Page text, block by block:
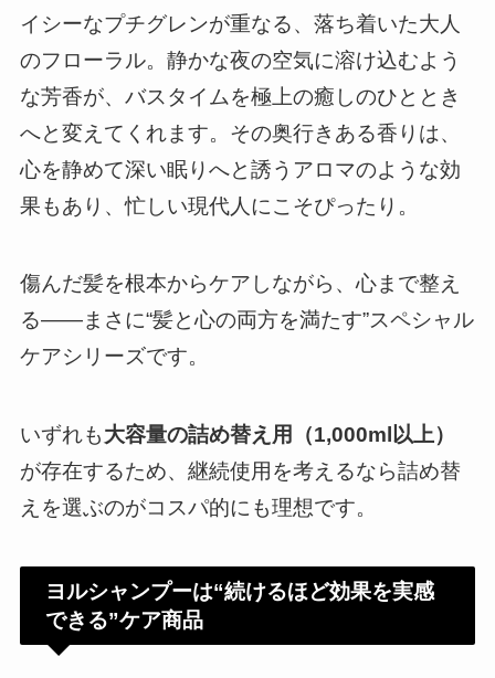
イシーなプチグレンが重なる、落ち着いた大人
のフローラル。静かな夜の空気に溶け込むよう
な芳香が、バスタイムを極上の癒しのひととき
へと変えてくれます。その奥行きある香りは、
心を静めて深い眠りへと誘うアロマのような効
果もあり、忙しい現代人にこそぴったり。
傷んだ髪を根本からケアしながら、心まで整え
る――まさに“髪と心の両方を満たす”スペシャル
ケアシリーズです。
いずれも大容量の詰め替え用（1,000ml以上）
が存在するため、継続使用を考えるなら詰め替
えを選ぶのがコスパ的にも理想です。
ヨルシャンプーは“続けるほど効果を実感
できる”ケア商品